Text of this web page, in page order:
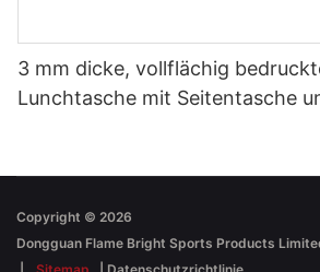
3 mm dicke, vollflächig
Lunchtasche mit Seitentasche
Copyright © 2026